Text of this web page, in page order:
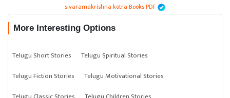
sivaramakrishna kotra Books PDF
More Interesting Options
Telugu Short Stories
Telugu Spiritual Stories
Telugu Fiction Stories
Telugu Motivational Stories